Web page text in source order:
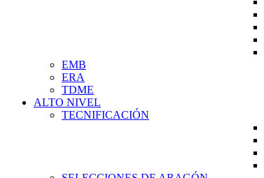
EMB
ERA
TDME
ALTO NIVEL
TECNIFICACIÓN